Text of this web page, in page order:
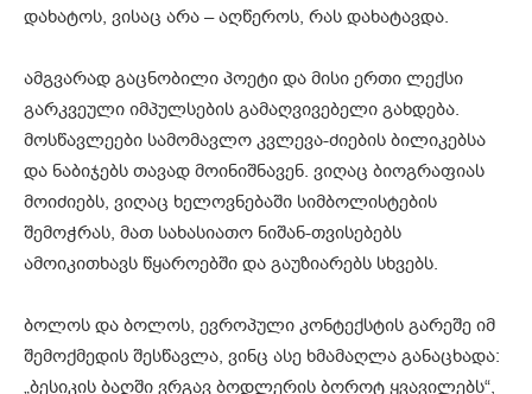
დახატოს, ვისაც არა – აღწეროს, რას დახატავდა.
ამგვარად გაცნობილი პოეტი და მისი ერთი ლექსი
გარკვეული იმპულსების გამაღვივებელი გახდება.
მოსწავლეები სამომავლო კვლევა-ძიების ბილიკებსა
და ნაბიჯებს თავად მოინიშნავენ. ვიღაც ბიოგრაფიას
მოიძიებს, ვიღაც ხელოვნებაში სიმბოლისტების
შემოჭრას, მათ სახასიათო ნიშან-თვისებებს
ამოიკითხავს წყაროებში და გაუზიარებს სხვებს.
ბოლოს და ბოლოს, ევროპული კონტექსტის გარეშე იმ
შემოქმედის შესწავლა, ვინც ასე ხმამაღლა განაცხადა:
„ბესიკის ბაღში ვრგავ ბოდლერის ბოროტ ყვავილებს“,